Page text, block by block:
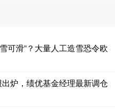
可滑”？大量人工造雪恐令欧
炉，绩优基金经理最新调仓